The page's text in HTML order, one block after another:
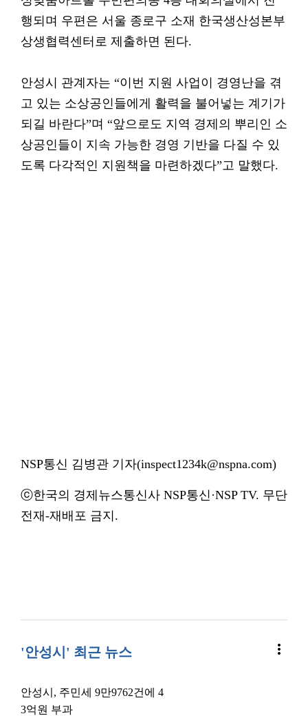
행되며 우편은 서울 종로구 소재 한국생산성본부
상생협력센터로 제출하면 된다.
안성시 관계자는 “이번 지원 사업이 경영난을 겪
고 있는 소상공인들에게 활력을 불어넣는 계기가
되길 바란다”며 “앞으로도 지역 경제의 뿌리인 소
상공인들이 지속 가능한 경영 기반을 다질 수 있
도록 다각적인 지원책을 마련하겠다”고 말했다.
NSP통신 김병관 기자(inspect1234k@nspna.com)
ⓒ한국의 경제뉴스통신사 NSP통신·NSP TV. 무단
전재-재배포 금지.
'안성시' 최근 뉴스 more_vert
안성시, 주민세 9만9762건에 4
3억원 부과